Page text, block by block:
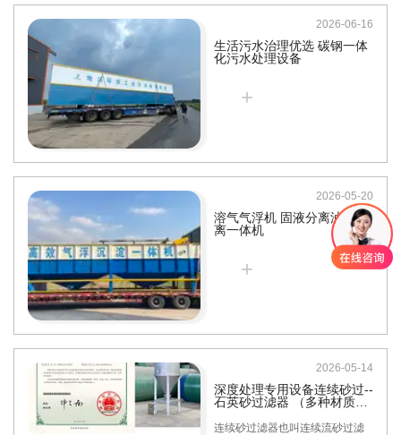
的中和调和，将水体pH值调节至
理、化工介质调和的核心专用设
相较于传统碳钢、不锈钢、塑料
蚀、渗漏生锈、结垢堵塞、使用
寿命短等行业痛点，凭借优异的
耐腐性能、轻量化结构与免维护
优势，广泛适配各类高、中、低
2026-06-16
生活污水治理优选 碳钢一体
化污水处理设备
+
2026-05-20
溶气气浮机 固液分离油水分
离一体机
+
2026-05-14
深度处理专用设备连续砂过--
石英砂过滤器 （多种材质可
连续砂过滤器也叫连续流砂过滤